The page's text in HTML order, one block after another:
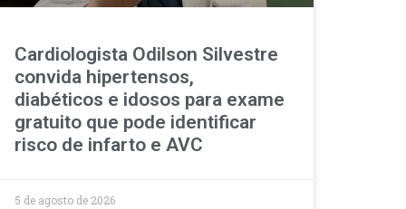
Cardiologista Odilson Silvestre
convida hipertensos,
diabéticos e idosos para exame
gratuito que pode identificar
risco de infarto e AVC
5 de agosto de 2026